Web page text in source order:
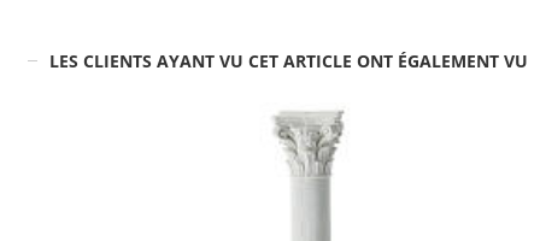
LES CLIENTS AYANT VU CET ARTICLE ONT ÉGALEMENT VU